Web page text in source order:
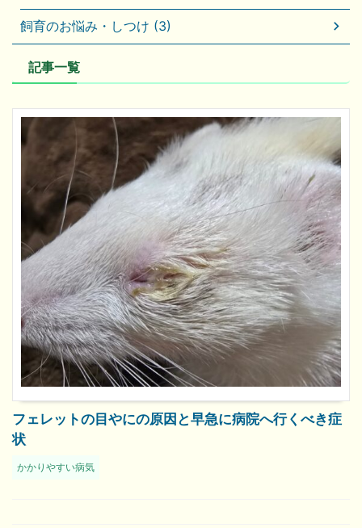
飼育のお悩み・しつけ (3)
記事一覧
フェレットの目やにの原因と早急に病院へ行くべき症
状
かかりやすい病気